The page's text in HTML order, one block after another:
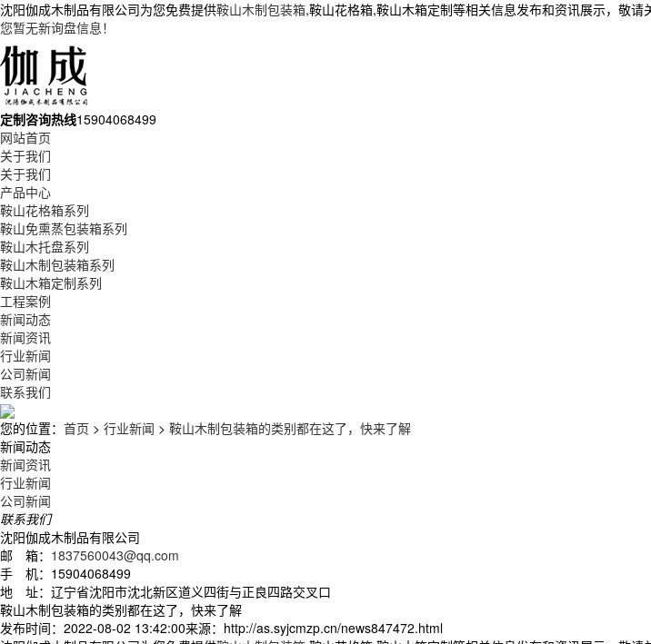
沈阳伽成木制品有限公司为您免费提供鞍山木制包装箱,鞍山花格箱,鞍山木箱定制等相关信息发布和资讯展示，敬请
您暂无新询盘信息！
定制咨询热线15904068499
网站首页
关于我们
关于我们
产品中心
鞍山花格箱系列
鞍山免熏蒸包装箱系列
鞍山木托盘系列
鞍山木制包装箱系列
鞍山木箱定制系列
工程案例
新闻动态
新闻资讯
行业新闻
公司新闻
联系我们
您的位置： 首页 > 行业新闻 > 鞍山木制包装箱的类别都在这了，快来了解
新闻动态
新闻资讯
行业新闻
公司新闻
联系我们
沈阳伽成木制品有限公司
邮 箱： 1837560043@qq.com
手 机：15904068499
地 址：辽宁省沈阳市沈北新区道义四街与正良四路交叉口
鞍山木制包装箱的类别都在这了，快来了解
发布时间：2022-08-02 13:42:00来源：http://as.syjcmzp.cn/news847472.html